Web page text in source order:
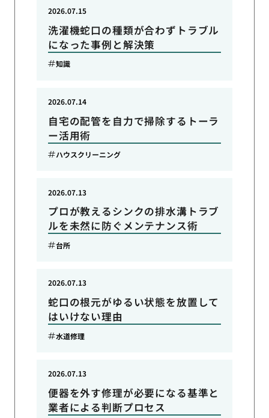
洗濯機蛇口の種類が合わずトラブル
になった事例と解決策
2026.07.15
知識
自宅の配管を自力で掃除するトーラ
ー活用術
2026.07.14
ハウスクリーニング
プロが教えるシンクの排水溝トラブ
ルを未然に防ぐメンテナンス術
2026.07.13
台所
蛇口の根元がゆるい状態を放置して
はいけない理由
2026.07.13
水道修理
便器を外す修理が必要になる基準と
業者による判断プロセス
2026.07.13